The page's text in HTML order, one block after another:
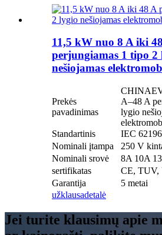
11,5 kW nuo 8 A iki
perjungiamas 1 tipo 2
nešiojamas
Prekės
pavadinimas
A–48 A
lygio
Standartinis
IEC
Nominali įtampa
250 V
Nominali srovė
8A 10A
sertifikatas
CE, TUV,
Garantija
5 metai
užklausadetalė
Jei turite klausimų apie